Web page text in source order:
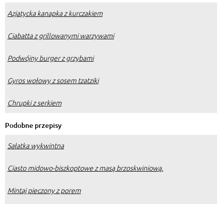
Azjatycka kanapka z kurczakiem
Ciabatta z grillowanymi warzywami
Podwójny burger z grzybami
Gyros wołowy z sosem tzatziki
Chrupki z serkiem
Podobne przepisy
Sałatka wykwintna
Ciasto midowo-biszkoptowe z masą brzoskwiniową.
Mintaj pieczony z porem